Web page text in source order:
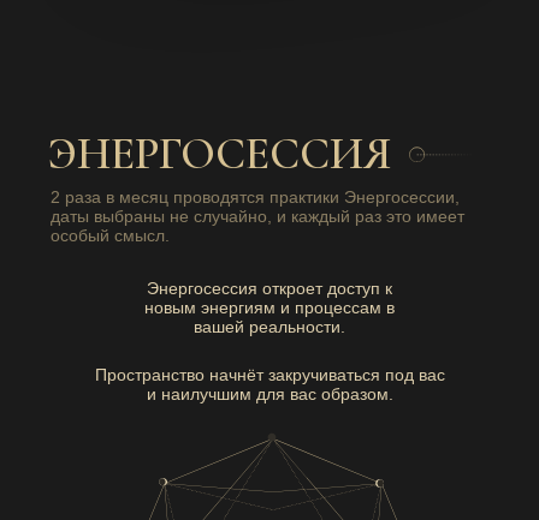
ЭНЕРГОСЕССИЯ
2 раза в месяц проводятся практики Энергосессии,
даты выбраны не случайно, и каждый раз это имеет
особый смысл.
Энергосессия откроет доступ к
новым энергиям и процессам в
вашей реальности.
Пространство начнёт закручиваться под вас
и наилучшим для вас образом.